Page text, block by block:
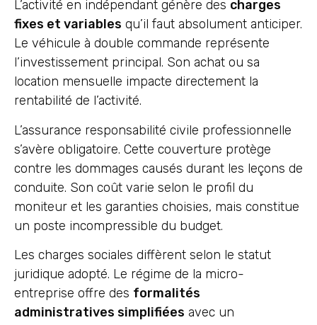
L’activité en indépendant génère des charges
fixes et variables qu’il faut absolument anticiper.
Le véhicule à double commande représente
l’investissement principal. Son achat ou sa
location mensuelle impacte directement la
rentabilité de l’activité.
L’assurance responsabilité civile professionnelle
s’avère obligatoire. Cette couverture protège
contre les dommages causés durant les leçons de
conduite. Son coût varie selon le profil du
moniteur et les garanties choisies, mais constitue
un poste incompressible du budget.
Les charges sociales diffèrent selon le statut
juridique adopté. Le régime de la micro-
entreprise offre des formalités
administratives simplifiées avec un